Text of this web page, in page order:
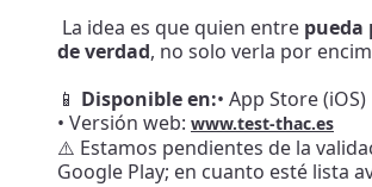
La idea es que quien entre pueda
de verdad, no solo verla por
📱 Disponible en:• App Store (iOS)
• Versión web: www.test-thac.es
⚠️ Estamos pendientes de la
Google Play; en cuanto esté lista